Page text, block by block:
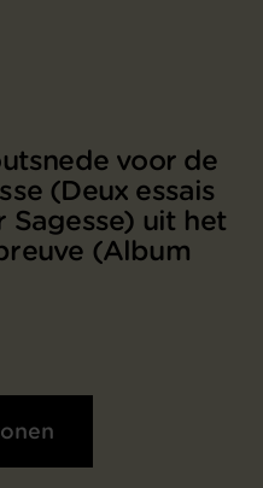
voor de
(Deux essais
Sagesse) uit het
(Album